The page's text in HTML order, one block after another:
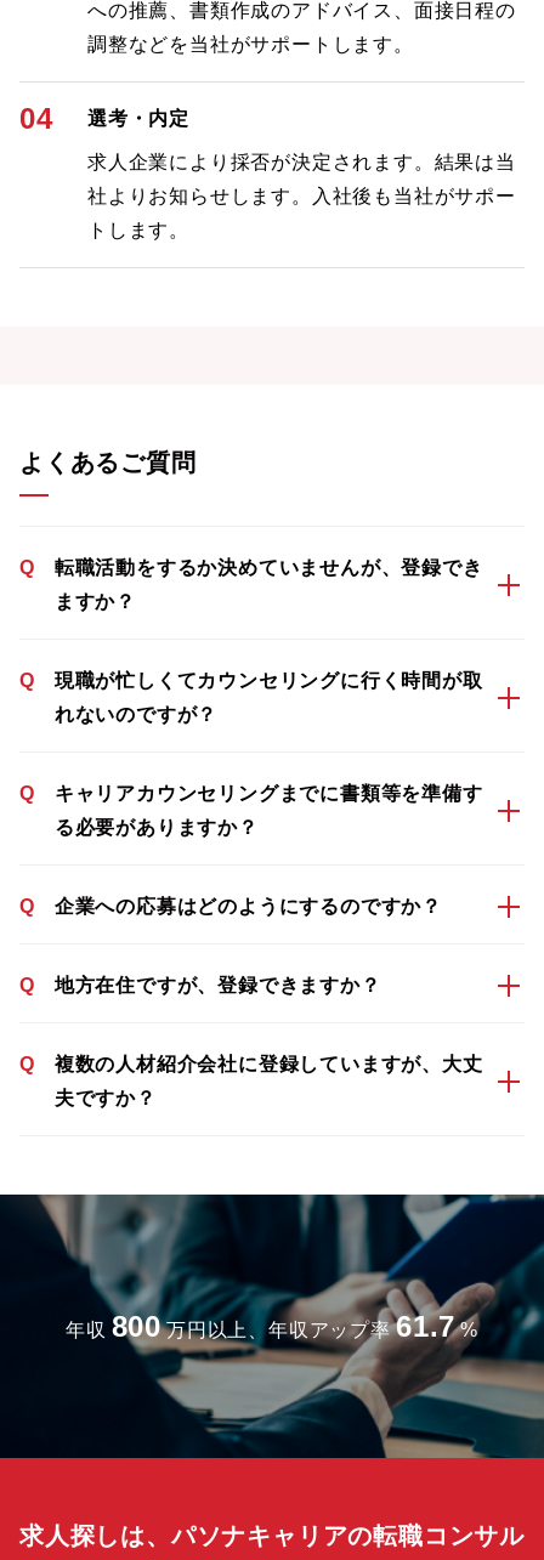
への推薦、書類作成のアドバイス、面接日程の
調整などを当社がサポートします。
04 選考・内定
求人企業により採否が決定されます。結果は当
社よりお知らせします。入社後も当社がサポー
トします。
よくあるご質問
Q
転職活動をするか決めていませんが、登録でき
ますか？
Q
現職が忙しくてカウンセリングに行く時間が取
れないのですが？
Q
キャリアカウンセリングまでに書類等を準備す
る必要がありますか？
Q 企業への応募はどのようにするのですか？
Q 地方在住ですが、登録できますか？
Q
複数の人材紹介会社に登録していますが、大丈
夫ですか？
年収 800 万円以上、年収アップ率 61.7 %
求人探しは、パソナキャリアの転職コンサル